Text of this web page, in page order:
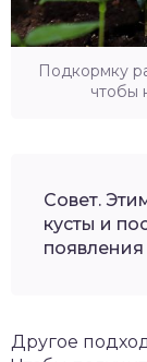
Подкормку
чтобы
Совет.
кусты и
появления
Другое